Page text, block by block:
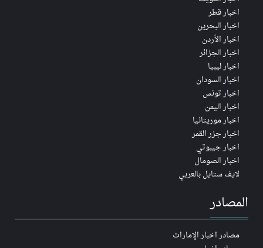
اخبار قطر
اخبار البحرين
اخبار الأردن
اخبار الجزائر
اخبار ليبيا
اخبار السودان
اخبار تونس
اخبار اليمن
اخبار موريتانيا
اخبار جزر القمر
اخبار جيبوتي
اخبار الصومال
لايف ستايل بالعربي
المصادر
مصادر اخبار الإمارات